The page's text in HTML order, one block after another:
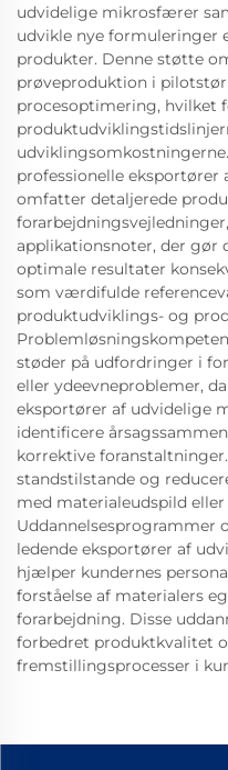
udvidelige mikrosfærer
udvikle nye formuleringer
produkter. Denne støtte
prøveproduktion i
procesoptimering, hvilket
professionelle
omfatter detaljerede
applikationsnoter, der gør
optimale resultater
som værdifulde
produktudviklings- og
støder på udfordringer i
eller ydeevneproblemer,
eksportører af udvidelige
identificere
korrektive
standstilstande og
med materialeudspild
Uddannelsesprogrammer
ledende eksportører af
hjælper kundernes
forståelse af materialers
forarbejdning. Disse
forbedret produktkvalitet
fremstillingsprocesser i